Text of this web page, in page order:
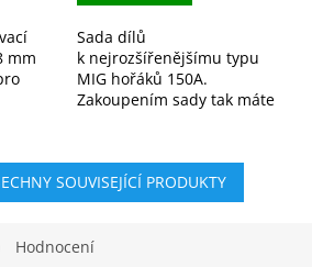
mm
oblouk
Sada dílů
k nejrozšířenějšímu typu
MIG hořáků 150A.
Zakoupením sady tak máte
SOUVISEJÍCÍ PRODUKTY
Hodnocení